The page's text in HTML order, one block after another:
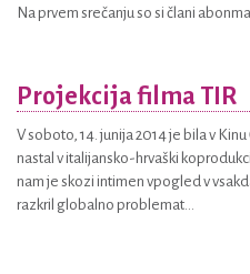
Na prvem srečanju so si člani
Projekcija filma TIR
V soboto, 14. junija 2014 je bila v
nastal v italijansko-hrvaški
nam je skozi intimen vpogled v
razkril globalno problemat...